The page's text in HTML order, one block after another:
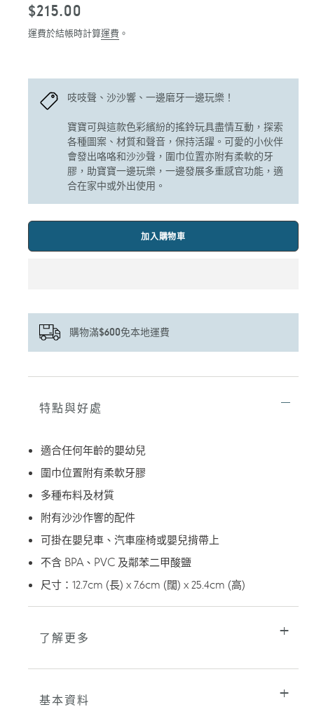
定
價
$215.00
運費於結帳時計算運費 。
吱吱聲、沙沙響、一邊磨牙一邊玩樂！
寶寶可與這款色彩繽紛的搖鈴玩具盡情互動，探索
各種圖案、材質和聲音，保持活躍。可愛的小伙伴
會發出咯咯和沙沙聲，圍巾位置亦附有柔軟的牙
膠，助寶寶一邊玩樂，一邊發展多重感官功能，適
合在家中或外出使用。
加入購物車
購物滿$600免本地運費
正
入
購
車
特點與好處
適合任何年齡的嬰幼兒
圍巾位置附有柔軟牙膠
多種布料及材質
附有沙沙作響的配件
可掛在嬰兒車、汽車座椅或嬰兒揹帶上
不含 BPA、PVC 及鄰苯二甲酸鹽
尺寸：12.7cm (長) x 7.6cm (闊) x 25.4cm (高)
了解更多
基本資料